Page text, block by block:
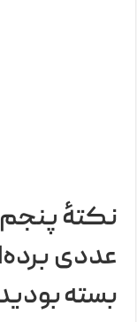
نکتۀ پنجم
عددی
بسته